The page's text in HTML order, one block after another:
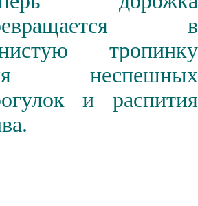
в
тропинку
неспешных
и распития